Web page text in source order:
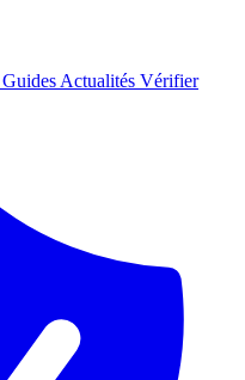
Guides Actualités Vérifier